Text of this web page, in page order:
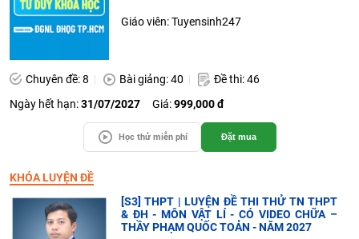
Giáo viên: Tuyensinh247
Chuyên đề: 8 Bài giảng: 40
Đề thi: 46
Ngày hết hạn:31/07/2027 Giá:999,000 đ
Học thử miễn phí Đặt mua
KHÓA LUYỆN ĐỀ
[S3] THPT | LUYỆN ĐỀ THI THỬ TN THPT
& ĐH - MÔN VẬT LÍ - CÓ VIDEO CHỮA –
THẦY PHẠM QUỐC TOẢN - NĂM 2027